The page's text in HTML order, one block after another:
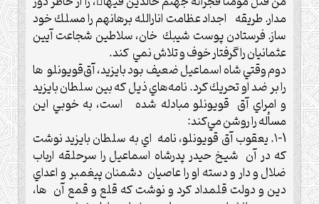
مدار.‌ طريقه اجداد عظامت انارالله برهانهم را مسلك خود
ساز. فرستادن پوست شيبك خان، سلاطين شجاعت آيين
عثمانيان را گرفتار خوف و تلاش نمي كند.
دوم وقتي شاه اسماعيل ضعيف بود بايزيد، آق‌قويونلو ها
را بر ضد او تحريك كرد.‌ نامه‌هاي ذیل كه بين سلطان بايزيد
و امراي آق قويونلو مبادله شده است، به خوبي اين
مسأله را روشن مي‌كند:
۱-1.‌ يعقوب آق قويونلو، نامه اي به سلطان بايزيد نوشت
كه در آن شيخ حيدر پدرشاه اسماعيل را سرحلقه ارباب
ضلال و دار و دسته او را عاصيان دشمنان پيغمبر و اعداي
دين و دولت قلمداد كرد و نوشت كه قلع و قمع آن ها،